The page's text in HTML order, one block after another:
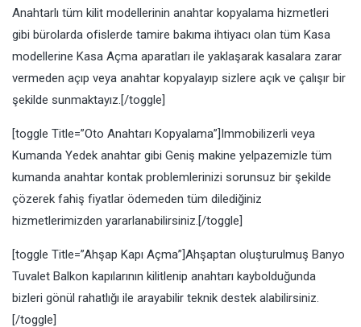
Anahtarlı tüm kilit modellerinin anahtar kopyalama hizmetleri
gibi bürolarda ofislerde tamire bakıma ihtiyacı olan tüm Kasa
modellerine Kasa Açma aparatları ile yaklaşarak kasalara zarar
vermeden açıp veya anahtar kopyalayıp sizlere açık ve çalışır bir
şekilde sunmaktayız.[/toggle]
[toggle Title=”Oto Anahtarı Kopyalama”]Immobilizerli veya
Kumanda Yedek anahtar gibi Geniş makine yelpazemizle tüm
kumanda anahtar kontak problemlerinizi sorunsuz bir şekilde
çözerek fahiş fiyatlar ödemeden tüm dilediğiniz
hizmetlerimizden yararlanabilirsiniz.[/toggle]
[toggle Title=”Ahşap Kapı Açma”]Ahşaptan oluşturulmuş Banyo
Tuvalet Balkon kapılarının kilitlenip anahtarı kaybolduğunda
bizleri gönül rahatlığı ile arayabilir teknik destek alabilirsiniz.
[/toggle]